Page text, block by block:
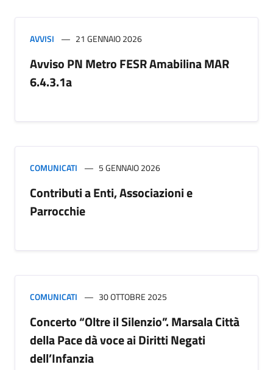
AVVISI 21 GENNAIO 2026
Avviso PN Metro FESR Amabilina MAR
6.4.3.1a
COMUNICATI 5 GENNAIO 2026
Contributi a Enti, Associazioni e
Parrocchie
COMUNICATI 30 OTTOBRE 2025
Concerto “Oltre il Silenzio”. Marsala Città
della Pace dà voce ai Diritti Negati
dell’Infanzia